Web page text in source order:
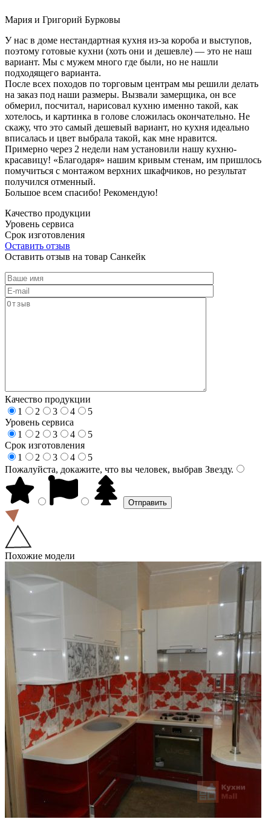
Мария и Григорий Бурковы
У нас в доме нестандартная кухня из-за короба и выступов,
поэтому готовые кухни (хоть они и дешевле) — это не наш
вариант. Мы с мужем много где были, но не нашли
подходящего варианта.
После всех походов по торговым центрам мы решили делать
на заказ под наши размеры. Вызвали замерщика, он все
обмерил, посчитал, нарисовал кухню именно такой, как
хотелось, и картинка в голове сложилась окончательно. Не
скажу, что это самый дешевый вариант, но кухня идеально
вписалась и цвет выбрала такой, как мне нравится.
Примерно через 2 недели нам установили нашу кухню-
красавицу! «Благодаря» нашим кривым стенам, им пришлось
помучиться с монтажом верхних шкафчиков, но результат
получился отменный.
Большое всем спасибо! Рекомендую!
Качество продукции
Уровень сервиса
Срок изготовления
Оставить отзыв
Оставить отзыв на товар Санкейк
Качество продукции
1
2 3 4
5
Уровень сервиса
1
2 3 4
5
Срок изготовления
1
2 3 4
5
Пожалуйста, докажите, что вы человек, выбрав Звезду.
Похожие модели